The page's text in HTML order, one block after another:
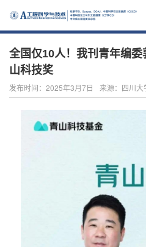
全国仅10人！我刊青年编
山科技奖
发布时间：2025年3月7日 来源：四川大